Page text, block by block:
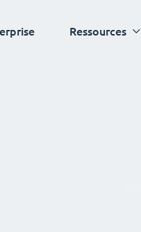
Ressources